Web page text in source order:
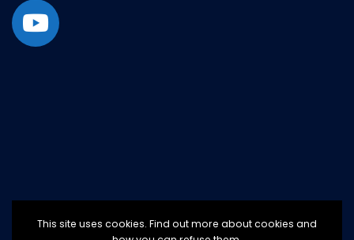
This site uses cookies. Find out more about cookies and